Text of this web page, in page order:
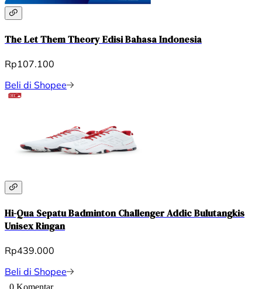
The Let Them Theory Edisi Bahasa Indonesia
Rp107.100
Beli di Shopee
Hi-Qua Sepatu Badminton Challenger Addic Bulutangkis
Unisex Ringan
Rp439.000
Beli di Shopee